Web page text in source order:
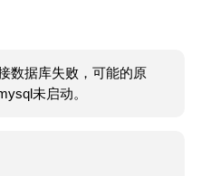
数据库失败，可能的原
未启动。